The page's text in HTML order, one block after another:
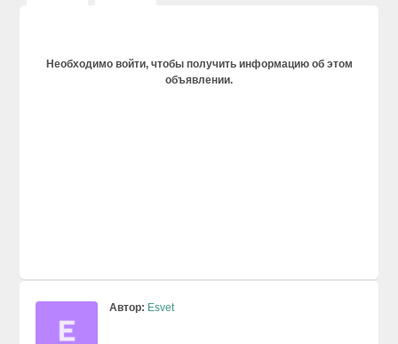
Необходимо войти, чтобы получить информацию об этом
объявлении.
Автор: Esvet